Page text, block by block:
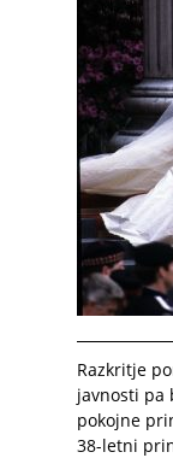
Razkritje
javnosti pa
pokojne
38-letni